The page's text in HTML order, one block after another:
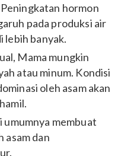
hormon
pada produksi air
lebih banyak.
Mama mungkin
atau minum. Kondisi
oleh asam akan
umumnya membuat
asam dan